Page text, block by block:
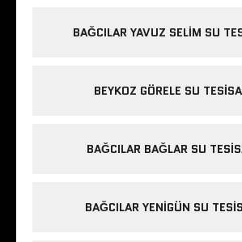
BAĞCILAR YAVUZ SELIM SU
BEYKOZ GÖRELE SU
BAĞCILAR BAĞLAR SU
BAĞCILAR YENIGÜN SU